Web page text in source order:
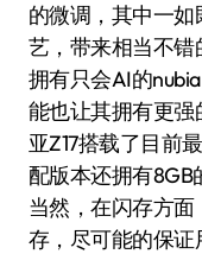
的微调，其中一
艺，带来相当不
拥有只会AI的
能也让其拥有更
亚Z17搭载了目前
配版本还拥有8GB
当然，在闪存方面
存，尽可能的保证